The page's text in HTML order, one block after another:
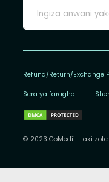
Refund/Return/Exchange
Sera ya faragha |
© 2023 GoMedii. Haki